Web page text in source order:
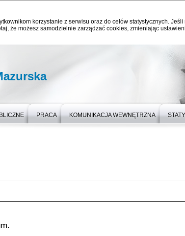
korzystanie z serwisu oraz do celów statystycznych.
że możesz samodzielnie zarządzać cookies, zmieniając
PRACA KOMUNIKACJA WEWNĘTRZNA